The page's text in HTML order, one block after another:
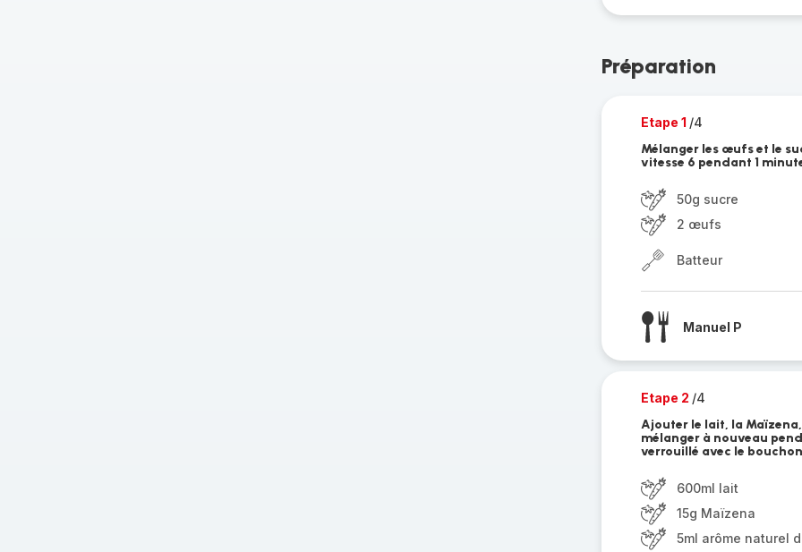
Préparation
Etape 1 /4
Mélanger les œufs et le
vitesse 6 pendant 1
50g sucre
2 œufs
Batteur
Manuel P
Etape 2 /4
Ajouter le lait, la
mélanger à nouveau
verrouillé avec le
600ml lait
15g Maïzena
5ml arôme naturel